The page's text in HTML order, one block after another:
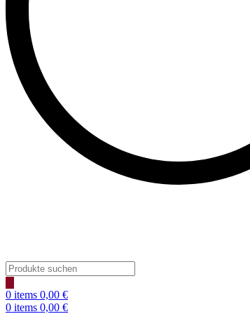
Products
search
0 items 0,00 €
0 items 0,00 €